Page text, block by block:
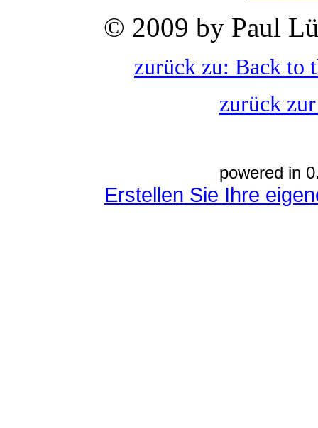
© 2009 by Paul
zurück zu: Back to
zurück
powered in
Erstellen Sie Ihre